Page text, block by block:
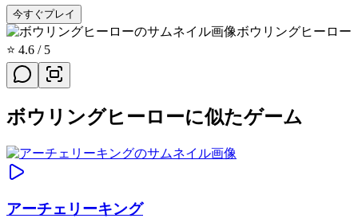
今すぐプレイ
ボウリングヒーロー
⭐ 4.6 / 5
ボウリングヒーローに似たゲーム
アーチェリーキング